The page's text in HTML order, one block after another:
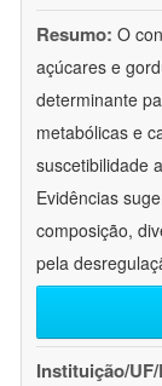
Resumo: O
açúcares e
determinante
metabólicas e
suscetibilidade
Evidências
composição,
pela
Instituição/